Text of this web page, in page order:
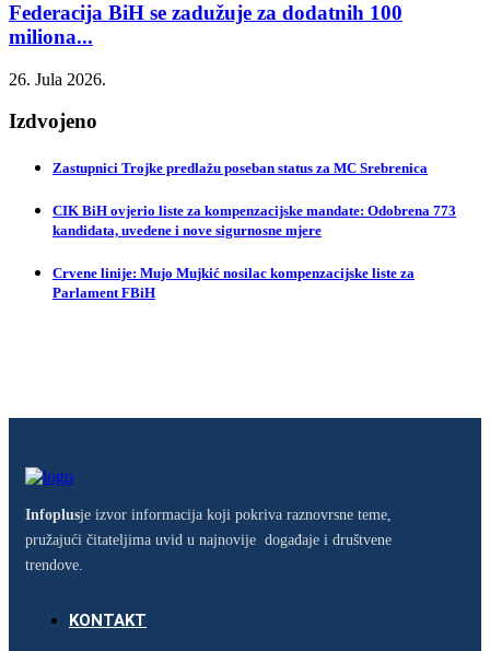
Federacija BiH se zadužuje za dodatnih 100
miliona...
26. Jula 2026.
Izdvojeno
Zastupnici Trojke predlažu poseban status za MC Srebrenica
CIK BiH ovjerio liste za kompenzacijske mandate: Odobrena 773
kandidata, uvedene i nove sigurnosne mjere
Crvene linije: Mujo Mujkić nosilac kompenzacijske liste za
Parlament FBiH
Infoplusje izvor informacija koji pokriva raznovrsne teme,
pružajući čitateljima uvid u najnovije događaje i društvene
trendove.
KONTAKT